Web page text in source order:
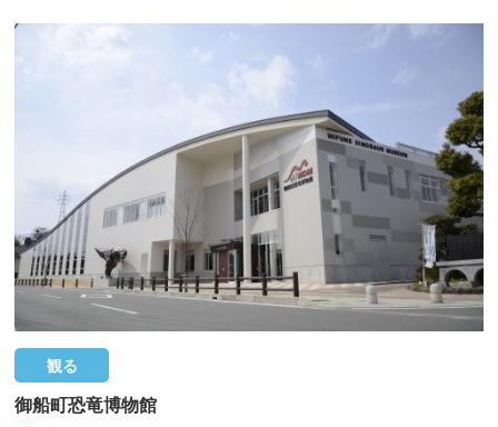
観る
御船町恐竜博物館